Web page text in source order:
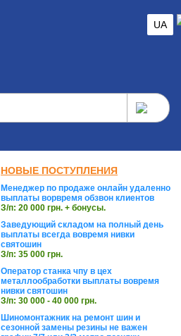
UA
НОВЫЕ ПОСТУПЛЕНИЯ
Менеджер по продаже онлайн удаленно
выплаты ворвремя обзвон клиентов
З/п: 20 000 грн. + бонусы.
Заведующий складом на полный день
выплаты всегда вовремя нивки
святошин
З/п: 35 000 грн.
Оператор станка чпу в цех
металлообработки выплаты вовремя
нивки святошин
З/п: 30 000 - 40 000 грн.
Шиномонтажник на ремонт шин и
сезонной замены резины не важен